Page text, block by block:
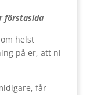
förstasida
helst
på er, att ni
får